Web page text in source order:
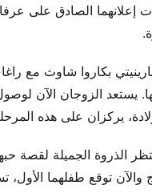
إعلانهما الصادق على
بكاروا شاوث مع
يستعد الزوجان الآن
يركزان على هذه
الذروة الجميلة لقصة
والآن توقع طفلهما